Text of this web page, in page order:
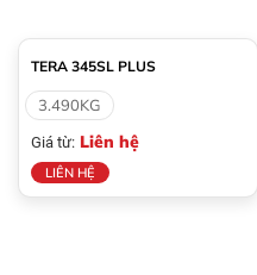
TERA 345SL PLUS
3.490KG
Giá từ: Liên hệ
LIÊN HỆ